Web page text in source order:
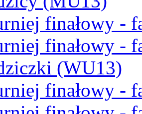
finałowy -
finałowy -
(WU13)
finałowy -